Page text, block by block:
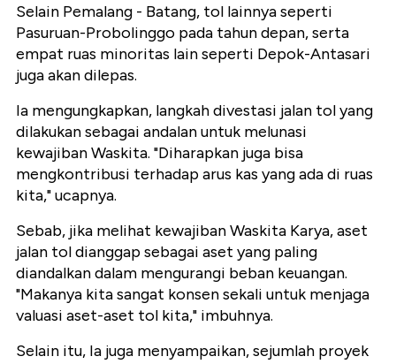
Selain Pemalang - Batang, tol lainnya seperti
Pasuruan-Probolinggo pada tahun depan, serta
empat ruas minoritas lain seperti Depok-Antasari
juga akan dilepas.
Ia mengungkapkan, langkah divestasi jalan tol yang
dilakukan sebagai andalan untuk melunasi
kewajiban Waskita. "Diharapkan juga bisa
mengkontribusi terhadap arus kas yang ada di ruas
kita," ucapnya.
Sebab, jika melihat kewajiban Waskita Karya, aset
jalan tol dianggap sebagai aset yang paling
diandalkan dalam mengurangi beban keuangan.
"Makanya kita sangat konsen sekali untuk menjaga
valuasi aset-aset tol kita," imbuhnya.
Selain itu, Ia juga menyampaikan, sejumlah proyek